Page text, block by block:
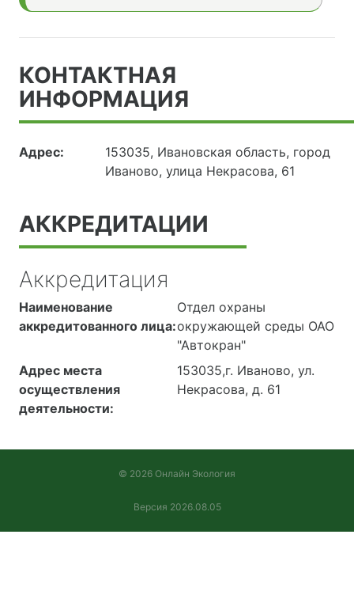
КОНТАКТНАЯ
ИНФОРМАЦИЯ
Адрес:
153035, Ивановская область, город
Иваново, улица Некрасова, 61
АККРЕДИТАЦИИ
Аккредитация
Наименование
аккредитованного лица:
Отдел охраны
окружающей среды ОАО
"Автокран"
Адрес места
осуществления
деятельности:
153035,г. Иваново, ул.
Некрасова, д. 61
© 2026 Онлайн Экология
Версия 2026.08.05